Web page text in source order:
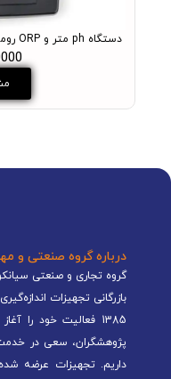
دستگاه ph متر و ORP رومیزی میلواکی Milwaukee MW150 MAX
درباره گروه صنعتی و
گروه تجاری و صنعتی
بازرگانی تجهیزات
1385 فعالیت خود
پژوهشگران، سعی در
داریم. تجهیزات عرضه